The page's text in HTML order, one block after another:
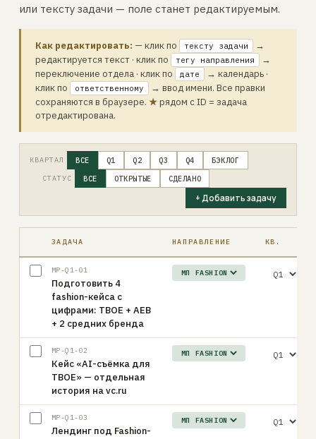
или тексту задачи — поле станет редактируемым.
Как редактировать: — клик по тексту задачи
→
редактируется текст · клик по
тегу направления
→
переключение отдела · клик по
дате
→ календарь ·
клик по
ответственному
→ ввод имени. Все правки
сохраняются в браузере. ★рядом с ID = задача
отредактирована.
КВАРТАЛ ВСЕ Q1 Q2 Q3 Q4 БЭКЛОГ
СТАТУС ВСЕ ОТКРЫТЫЕ СДЕЛАНО
+ Добавить задачу
ЗАДАЧА НАПРАВЛЕНИЕ КВ.
MP-Q1-01
Подготовить 4
fashion-кейса с
цифрами: ТВОЕ + АЕВ
+ 2 средних бренда
MP-Q1-02
Кейс «AI-съёмка для
ТВОЕ» — отдельная
история на vc.ru
MP-Q1-03
Лендинг под Fashion-